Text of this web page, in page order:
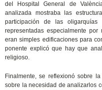
del Hospital General de
analizada mostraba las
participación de las
representadas especialmente
eran simples edificaciones para
ponente explicó que hay que
religioso.
Finalmente, se reflexionó sobre
sobre la necesidad de analizarlos